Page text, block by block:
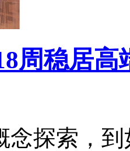
周稳居
念探索，